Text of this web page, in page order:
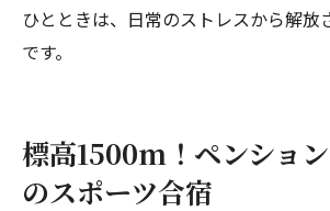
ひとときは、日常のストレスから解放
です。
標高1500m！ペンショ
のスポーツ合宿